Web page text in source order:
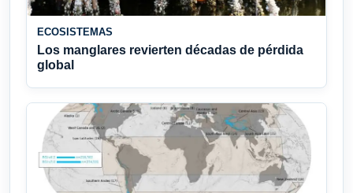
ECOSISTEMAS
Los manglares revierten décadas de pérdida
global